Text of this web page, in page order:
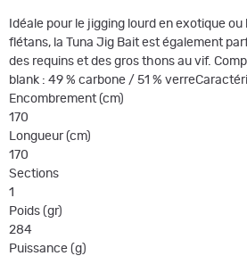
Idéale pour le jigging lourd en exotique
flétans, la Tuna Jig Bait est également
des requins et des gros thons au vif.
blank : 49 % carbone / 51 %
Encombrement (cm)
170
Longueur (cm)
170
Sections
1
Poids (gr)
284
Puissance (g)